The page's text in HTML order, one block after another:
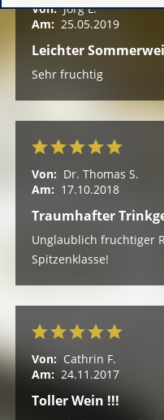
Von: Jörg L.
Am: 25.05.2019
Leichter
Sehr fruchtig
Von: Dr. Thomas S.
Am: 17.10.2018
Traumhafter
Unglaublich fruchtiger
Spitzenklasse!
Von: Cathrin F.
Am: 24.11.2017
Toller Wein !!!